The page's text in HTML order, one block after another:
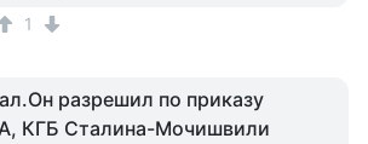
1
разрешил по приказу
КГБ Сталина-Мочишвили